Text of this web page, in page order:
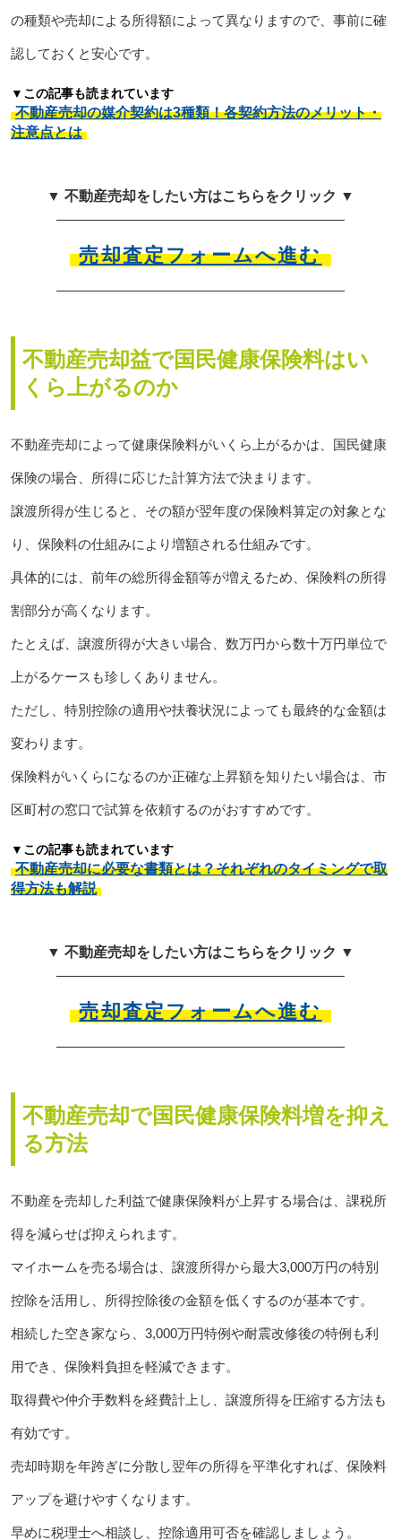
の種類や売却による所得額によって異なりますので、事前に確
認しておくと安心です。
▼この記事も読まれています
不動産売却の媒介契約は3種類！各契約方法のメリット・
注意点とは
▼ 不動産売却をしたい方はこちらをクリック ▼
売却査定フォームへ進む
不動産売却益で国民健康保険料はい
くら上がるのか
不動産売却によって健康保険料がいくら上がるかは、国民健康
保険の場合、所得に応じた計算方法で決まります。
譲渡所得が生じると、その額が翌年度の保険料算定の対象とな
り、保険料の仕組みにより増額される仕組みです。
具体的には、前年の総所得金額等が増えるため、保険料の所得
割部分が高くなります。
たとえば、譲渡所得が大きい場合、数万円から数十万円単位で
上がるケースも珍しくありません。
ただし、特別控除の適用や扶養状況によっても最終的な金額は
変わります。
保険料がいくらになるのか正確な上昇額を知りたい場合は、市
区町村の窓口で試算を依頼するのがおすすめです。
▼この記事も読まれています
不動産売却に必要な書類とは？それぞれのタイミングで取
得方法も解説
▼ 不動産売却をしたい方はこちらをクリック ▼
売却査定フォームへ進む
不動産売却で国民健康保険料増を抑え
る方法
不動産を売却した利益で健康保険料が上昇する場合は、課税所
得を減らせば抑えられます。
マイホームを売る場合は、譲渡所得から最大3,000万円の特別
控除を活用し、所得控除後の金額を低くするのが基本です。
相続した空き家なら、3,000万円特例や耐震改修後の特例も利
用でき、保険料負担を軽減できます。
取得費や仲介手数料を経費計上し、譲渡所得を圧縮する方法も
有効です。
売却時期を年跨ぎに分散し翌年の所得を平準化すれば、保険料
アップを避けやすくなります。
早めに税理士へ相談し、控除適用可否を確認しましょう。